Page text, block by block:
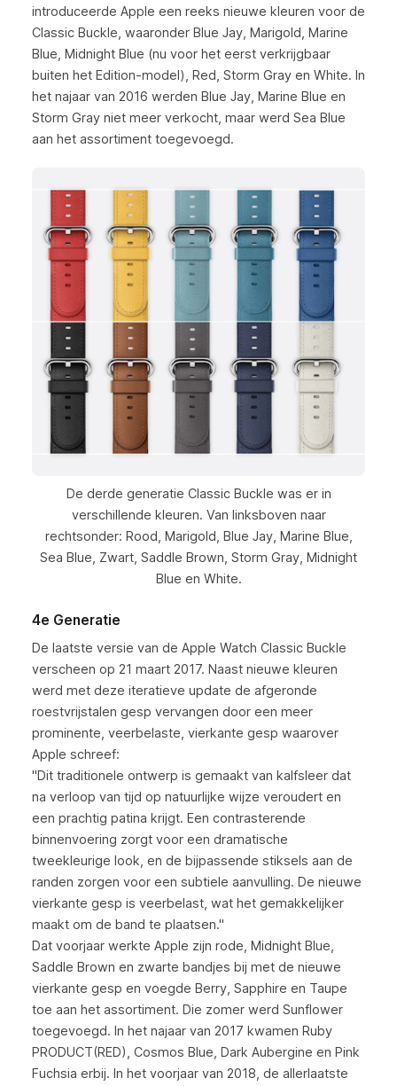
introduceerde Apple een reeks nieuwe kleuren voor de
Classic Buckle, waaronder Blue Jay, Marigold, Marine
Blue, Midnight Blue (nu voor het eerst verkrijgbaar
buiten het Edition-model), Red, Storm Gray en White. In
het najaar van 2016 werden Blue Jay, Marine Blue en
Storm Gray niet meer verkocht, maar werd Sea Blue
aan het assortiment toegevoegd.
De derde generatie Classic Buckle was er in
verschillende kleuren. Van linksboven naar
rechtsonder: Rood, Marigold, Blue Jay, Marine Blue,
Sea Blue, Zwart, Saddle Brown, Storm Gray, Midnight
Blue en White.
4e Generatie
De laatste versie van de Apple Watch Classic Buckle
verscheen op 21 maart 2017. Naast nieuwe kleuren
werd met deze iteratieve update de afgeronde
roestvrijstalen gesp vervangen door een meer
prominente, veerbelaste, vierkante gesp waarover
Apple schreef:
"Dit traditionele ontwerp is gemaakt van kalfsleer dat
na verloop van tijd op natuurlijke wijze veroudert en
een prachtig patina krijgt. Een contrasterende
binnenvoering zorgt voor een dramatische
tweekleurige look, en de bijpassende stiksels aan de
randen zorgen voor een subtiele aanvulling. De nieuwe
vierkante gesp is veerbelast, wat het gemakkelijker
maakt om de band te plaatsen."
Dat voorjaar werkte Apple zijn rode, Midnight Blue,
Saddle Brown en zwarte bandjes bij met de nieuwe
vierkante gesp en voegde Berry, Sapphire en Taupe
toe aan het assortiment. Die zomer werd Sunflower
toegevoegd. In het najaar van 2017 kwamen Ruby
PRODUCT(RED), Cosmos Blue, Dark Aubergine en Pink
Fuchsia erbij. In het voorjaar van 2018, de allerlaatste